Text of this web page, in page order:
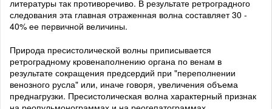
литературы так противоречиво. В результате ретроградного
следования эта главная отраженная волна составляет 30 -
40% ее первичной величины.
Природа пресистолической волны приписывается
ретроградному кровенаполнению органа по венам в
результате сокращения предсердий при "переполнении
венозного русла" или, иначе говоря, увеличения объема
преднагрузки. Пресистолическая волна характерный признак